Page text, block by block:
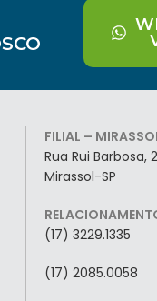
FILIAL –
Rua Rui Barbosa,
Mirassol-SP
(17) 3229.1335
(17) 2085.0058